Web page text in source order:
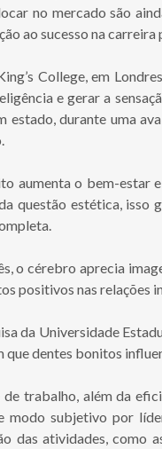
no mercado são
ao sucesso na carreira
College, em
e gerar a
estado, durante uma
aumenta o bem-estar
questão estética,
o cérebro aprecia
positivos nas relações
da Universidade
dentes bonitos
de trabalho, além da
modo subjetivo por
das atividades, como